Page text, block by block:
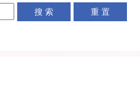
搜 索 重 置